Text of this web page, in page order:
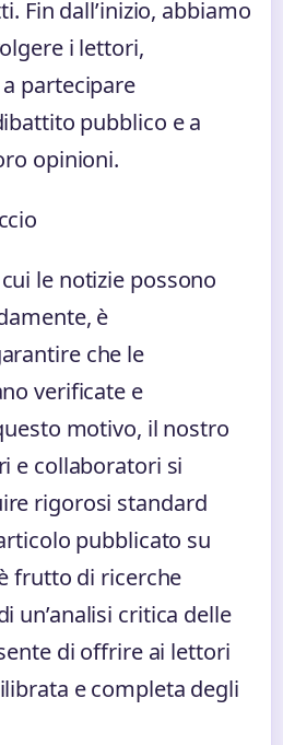
Fin dall’inizio, abbiamo
i lettori,
partecipare
pubblico e a
opinioni.
le notizie possono
è
che le
verificate e
motivo, il nostro
e collaboratori si
rigorosi standard
pubblicato su
frutto di ricerche
un’analisi critica delle
di offrire ai lettori
e completa degli